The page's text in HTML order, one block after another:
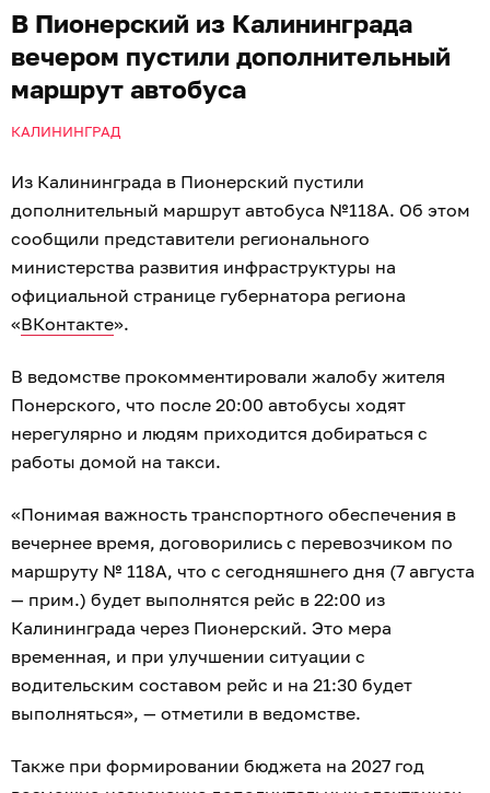
В Пионерский из Калининграда
вечером пустили дополнительный
маршрут автобуса
КАЛИНИНГРАД
Из Калининграда в Пионерский пустили
дополнительный маршрут автобуса №118А. Об этом
сообщили представители регионального
министерства развития инфраструктуры на
официальной странице губернатора региона
«ВКонтакте».
В ведомстве прокомментировали жалобу жителя
Понерского, что после 20:00 автобусы ходят
нерегулярно и людям приходится добираться с
работы домой на такси.
«Понимая важность транспортного обеспечения в
вечернее время, договорились с перевозчиком по
маршруту № 118А, что с сегодняшнего дня (7 августа
— прим.) будет выполнятся рейс в 22:00 из
Калининграда через Пионерский. Это мера
временная, и при улучшении ситуации с
водительским составом рейс и на 21:30 будет
выполняться», — отметили в ведомстве.
Также при формировании бюджета на 2027 год